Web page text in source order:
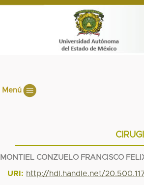
Menú
MONTIEL CONZUELO FRANCISCO
URI: http://hdl.handle.net/